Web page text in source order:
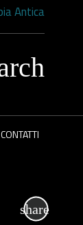
CONTATTI